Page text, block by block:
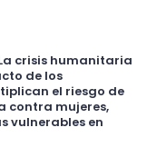
crisis humanitaria
de los
el riesgo de
contra mujeres,
vulnerables en